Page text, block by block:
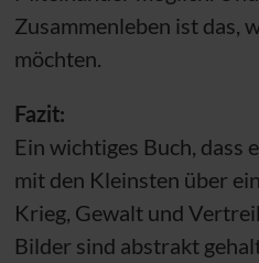
Zusammenleben ist das,
möchten.
Fazit:
Ein wichtiges Buch, dass
mit den Kleinsten über
Krieg, Gewalt und
Bilder sind abstrakt